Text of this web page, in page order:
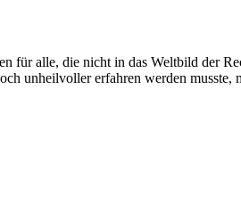
für alle, die nicht in das Weltbild der
unheilvoller erfahren werden musste,